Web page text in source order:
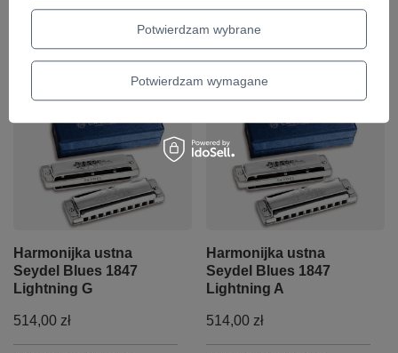
314,15 zł
+ Dodaj do porównania
414,06 zł
+ Dodaj do porównania
Harmonijka ustna
Seydel Blues 1847
Lightning G
514,00 zł
Harmonijka ustna
Seydel Blues 1847
Lightning A
514,00 zł
Potwierdzam wybrane
Potwierdzam wymagane